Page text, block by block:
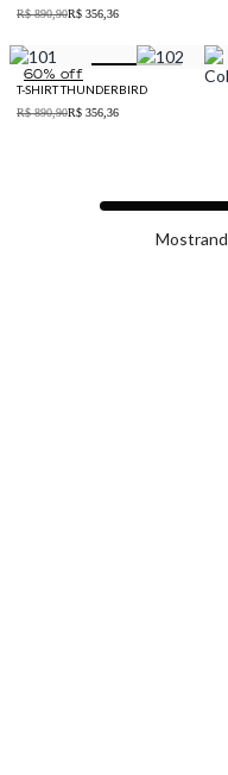
R$ 890,90R$ 356,36
60% off
T-SHIRT THUNDERBIRD
R$ 890,90R$ 356,36